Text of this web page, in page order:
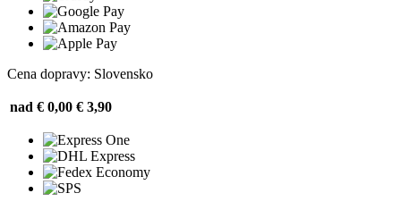
Cena dopravy: Slovensko
nad € 0,00 € 3,90